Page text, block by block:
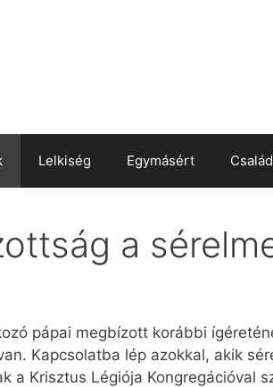
Lelkiség Egymásért Család
a
pápai megbízott korábbi
Kapcsolatba lép azokkal, akik
a Krisztus Légiója Kongregációval